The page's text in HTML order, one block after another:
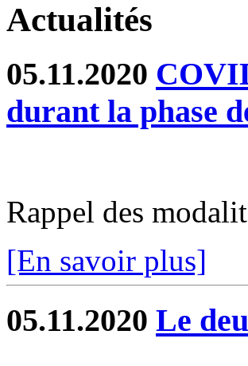
Actualités
05.11.2020
durant la phase
Rappel des
[En savoir plus]
05.11.2020 Le